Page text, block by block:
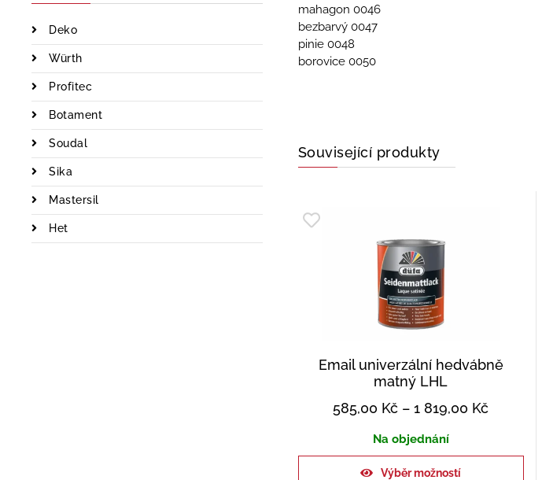
Deko
Würth
Profitec
Botament
Soudal
Sika
Mastersil
Het
mahagon 0046
bezbarvý 0047
pinie 0048
borovice 0050
Související produkty
Email univerzální hedvábně
matný LHL
585,00 Kč –1 819,00 Kč
Na objednání
Výběr možností